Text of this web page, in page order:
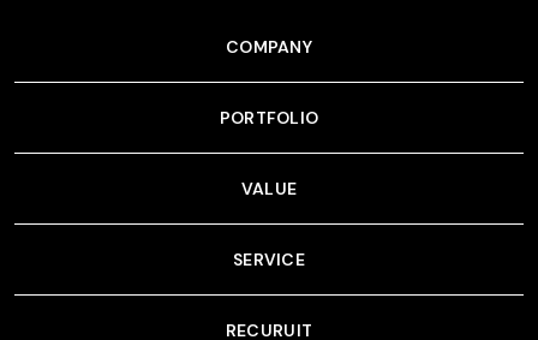
COMPANY
PORTFOLIO
VALUE
SERVICE
RECURUIT